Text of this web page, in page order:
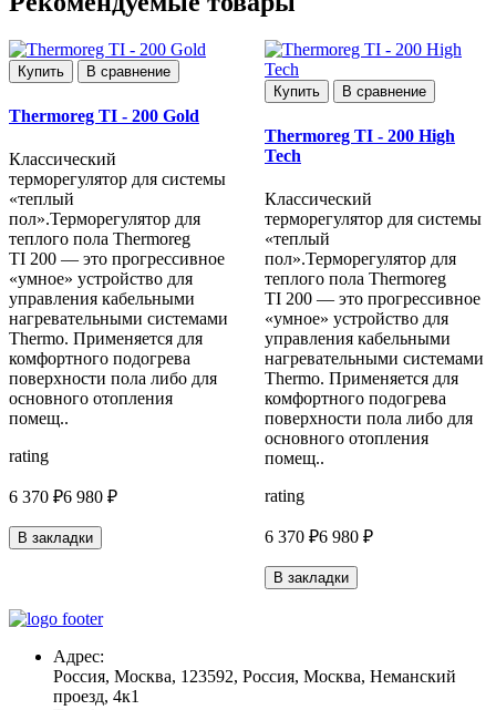
Купить В сравнение
Thermoreg TI - 200 Gold
Классический
терморегулятор для системы
«теплый
пол».Терморегулятор для
теплого пола Thermoreg
TI 200 — это прогрессивное
«умное» устройство для
управления кабельными
нагревательными системами
Thermo. Применяется для
комфортного подогрева
поверхности пола либо для
основного отопления
помещ..
rating
6 370 ₽6 980 ₽
В закладки
Купить В сравнение
Thermoreg TI - 200 High
Tech
Классический
терморегулятор для системы
«теплый
пол».Терморегулятор для
теплого пола Thermoreg
TI 200 — это прогрессивное
«умное» устройство для
управления кабельными
нагревательными системами
Thermo. Применяется для
комфортного подогрева
поверхности пола либо для
основного отопления
помещ..
rating
6 370 ₽6 980 ₽
В закладки
Адрес:
Россия, Москва, 123592, Россия, Москва, Неманский
проезд, 4к1